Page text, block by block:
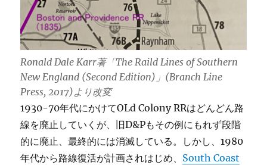
Ronald Dale Karr著「The Raild Lines of Southern
New England (Second Edition)」(Branch Line
Press, 2017)より改変
1930-70年代にかけてOLd Colony RRはどんどん路
線を廃止していくが、旧D&Pもその例にもれず段階
的に廃止、最終的には消滅している。しかし、1980
年代から路線復活が計画されはじめ、 South Coast